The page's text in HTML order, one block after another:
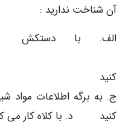
آن شناخت ندارید :
الف. با
ب.با
کنید
کنید د. با کلاه کار می